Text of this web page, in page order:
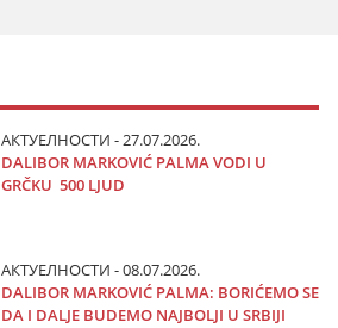
АКТУЕЛНОСТИ - 27.07.2026.
DALIBOR MARKOVIĆ PALMA VODI U
GRČKU 500 LJUD
АКТУЕЛНОСТИ - 08.07.2026.
DALIBOR MARKOVIĆ PALMA: BORIĆEMO SE
DA I DALJE BUDEMO NAJBOLJI U SRBIJI